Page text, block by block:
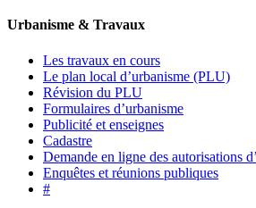
Urbanisme & Travaux
Les travaux en cours
Le plan local d’urbanisme (PLU)
Révision du PLU
Formulaires d’urbanisme
Publicité et enseignes
Cadastre
Demande en ligne des autorisations
Enquêtes et réunions publiques
#